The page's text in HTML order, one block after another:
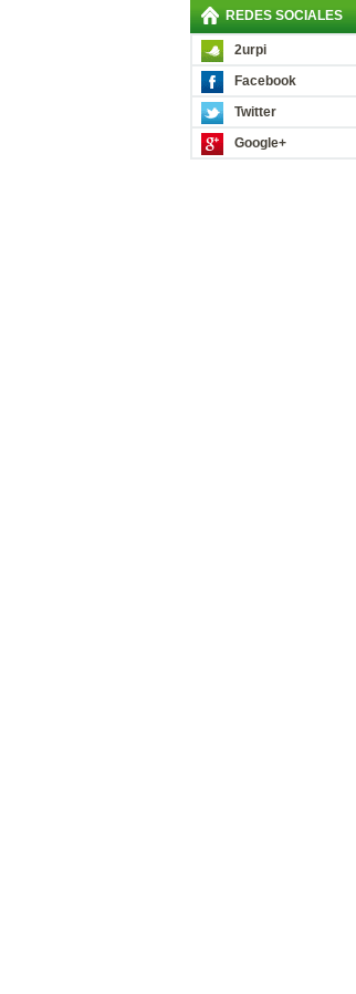
REDES SOCIALES
2urpi
Facebook
Twitter
Google+